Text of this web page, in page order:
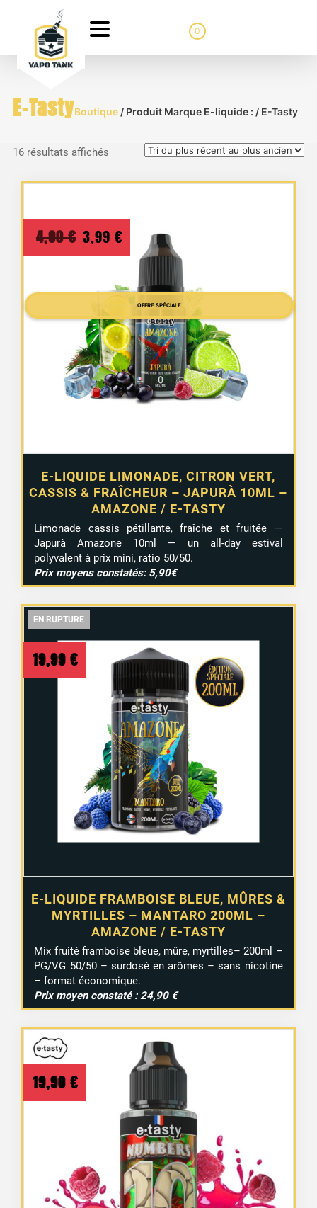
0
E-TastyBoutique/ Produit Marque E-liquide : / E-Tasty
16 résultats affichésTrié
au
plus
ancien
OFFRE SPÉCIALE
E-LIQUIDE LIMONADE, CITRON VERT,
CASSIS & FRAÎCHEUR – JAPURÀ 10ML –
AMAZONE / E-TASTY
4,90€ Le
prix
initial
était :
4,90 €.
3,99 €
prix
actuel
est :
3,99 €.
Limonade cassis pétillante, fraîche et fruitée —
Japurà Amazone 10ml — un all-day estival
polyvalent à prix mini, ratio 50/50.
Prix moyens constatés: 5,90€
EN RUPTURE
EN RUPTURE
E-LIQUIDE FRAMBOISE BLEUE, MÛRES &
MYRTILLES – MANTARO 200ML –
AMAZONE / E-TASTY
19,99 €
Mix fruité framboise bleue, mûre, myrtilles– 200ml –
PG/VG 50/50 – surdosé en arômes – sans nicotine
– format économique.
Prix moyen constaté : 24,90 €
EN RUPTURE
19,90 €